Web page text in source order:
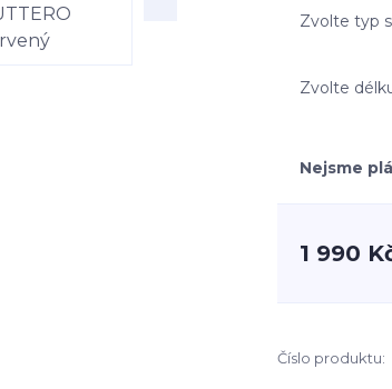
Zvolte typ
Zvolte
Nejsme
1 990
Číslo produktu: